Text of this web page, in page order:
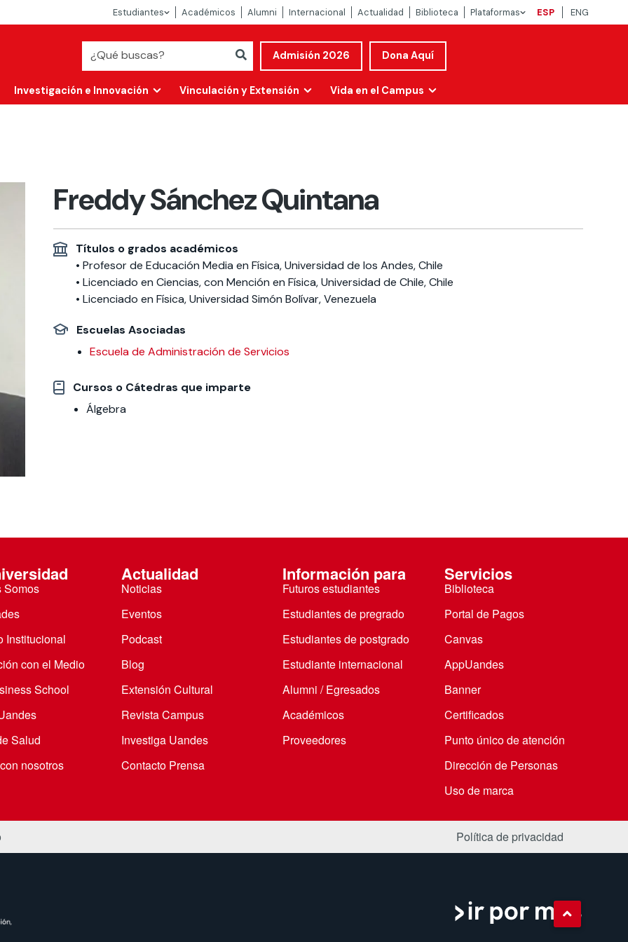
Estudiantes Académicos Alumni Internacional Actualidad Biblioteca Plataformas ESP ENG
Admisión 2026 Dona Aquí
Investigación e Innovación Vinculación y Extensión Vida en el Campus
Freddy Sánchez Quintana
Títulos o grados académicos
• Profesor de Educación Media en Física, Universidad de los Andes, Chile
• Licenciado en Ciencias, con Mención en Física, Universidad de Chile, Chile
• Licenciado en Física, Universidad Simón Bolívar, Venezuela
Escuelas Asociadas
Escuela de Administración de Servicios​
Cursos o Cátedras que imparte
Álgebra
Somos
Institucional
con el Medio
School
Salud
nosotros
Actualidad
Noticias
Eventos
Podcast
Blog
Extensión Cultural
Revista Campus
Investiga Uandes
Contacto Prensa
Información para
Futuros estudiantes
Estudiantes de pregrado
Estudiantes de postgrado
Estudiante internacional
Alumni / Egresados
Académicos
Proveedores
Servicios
Biblioteca
Portal de Pagos
Canvas
AppUandes
Banner
Certificados
Punto único de atención
Dirección de Personas
Uso de marca
Política de privacidad